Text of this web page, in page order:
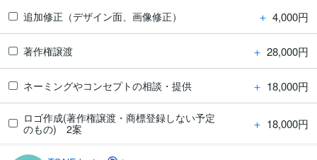
追加修正（デザイン面、画像修正） ＋ 4,000円
著作権譲渡 ＋ 28,000円
ネーミングやコンセプトの相談・提供 ＋ 18,000円
ロゴ作成(著作権譲渡・商標登録しない予定
のもの) 2案
＋ 18,000円